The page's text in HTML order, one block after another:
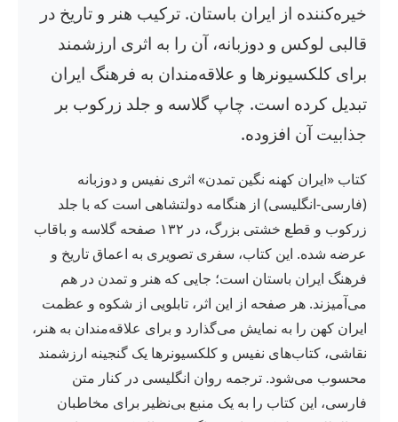
خیره‌کننده از ایران باستان. ترکیب هنر و تاریخ در
قالبی لوکس و دوزبانه، آن را به اثری ارزشمند
برای کلکسیونرها و علاقه‌مندان به فرهنگ ایران
تبدیل کرده است. چاپ گلاسه و جلد زرکوب بر
جذابیت آن افزوده.
کتاب «ایران کهنه نگین تمدن» اثری نفیس و دوزبانه
(فارسی-انگلیسی) از هنگامه دولتشاهی است که با جلد
زرکوب و قطع خشتی بزرگ، در ۱۳۲ صفحه گلاسه و باقاب
عرضه شده. این کتاب، سفری تصویری به اعماق تاریخ و
فرهنگ ایران باستان است؛ جایی که هنر و تمدن در هم
می‌آمیزند. هر صفحه از این اثر، تابلویی از شکوه و عظمت
ایران کهن را به نمایش می‌گذارد و برای علاقه‌مندان به هنر،
نقاشی، کتاب‌های نفیس و کلکسیونرها یک گنجینه ارزشمند
محسوب می‌شود. ترجمه روان انگلیسی در کنار متن
فارسی، این کتاب را به یک منبع بی‌نظیر برای مخاطبان